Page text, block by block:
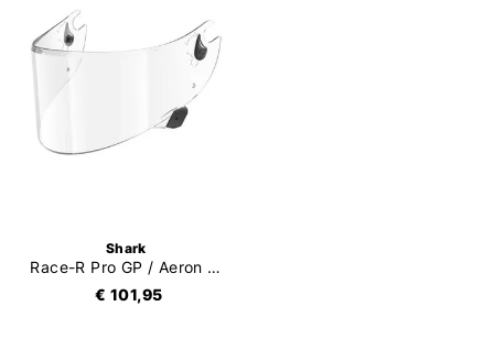
Shark
Race-R Pro GP / Aeron GP Vizier
€ 101,95